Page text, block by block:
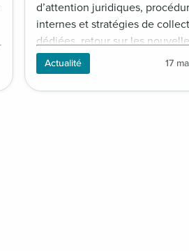
d’attention juridiques,
internes et stratégies de
dédiées, retour sur les
tendances et les opportunités
hommage, avec les
Ligue contre le cancer, Petits
Actualité 17